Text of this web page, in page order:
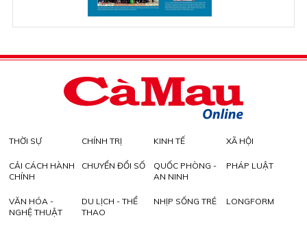
THỜI SỰ CHÍNH TRỊ KINH TẾ XÃ HỘI
CẢI CÁCH HÀNH
CHÍNH
CHUYỂN ĐỔI SỐ
QUỐC PHÒNG -
AN NINH
PHÁP LUẬT
VĂN HÓA -
NGHỆ THUẬT
DU LỊCH - THỂ
THAO
NHỊP SỐNG TRẺ LONGFORM